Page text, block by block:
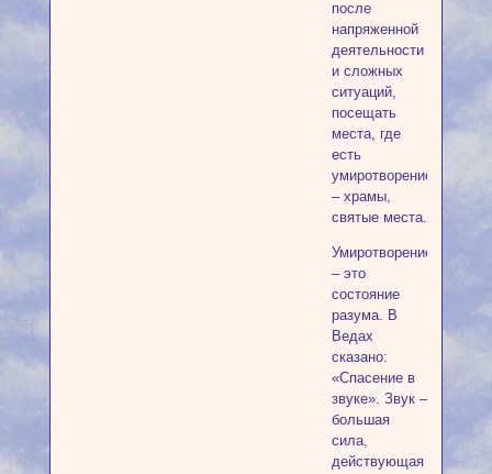
после
напряженной
деятельности
и сложных
ситуаций,
посещать
места, где
есть
умиротворение
– храмы,
святые места.
Умиротворение
– это
состояние
разума. В
Ведах
сказано:
«Спасение в
звуке». Звук –
большая
сила,
действующая